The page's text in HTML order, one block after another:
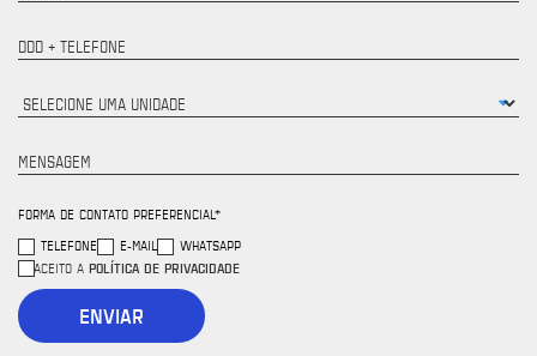
DDD + TELEFONE
MENSAGEM
FORMA DE CONTATO PREFERENCIAL*
TELEFONE
E-MAIL
WHATSAPP
ACEITO A POLÍTICA DE PRIVACIDADE
ENVIAR